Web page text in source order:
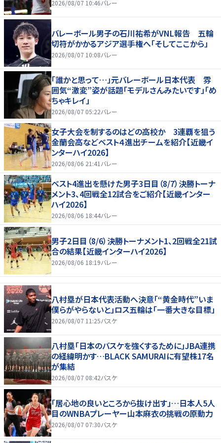
2026/08/07 10:46バレー
バレーボール男子の石川祐希がVNL報告 五輪
切符がかかるアジア選手権へ「そしてここから」
2026/08/07 10:08バレー
「誰かと思って…」元バレーボール日本代表 雰
囲気“激変”姿が話題「モデルさんみたいです」「め
ちゃキレイ」
2026/08/07 05:22バレー
女子大会を制するのはどの高校か 3連覇を狙う
金蘭会高などベスト４進出チームを紹介【近畿イ
ンターハイ2026】
2026/08/06 21:41 バレー
ベスト4進出を懸けた男子3日目（8/7）決勝トーナ
メント3、4回戦全12試合をご紹介【近畿インター
ハイ2026】
2026/08/06 18:44バレー
男子2日目（8/6）決勝トーナメント1、2回戦全21試
合の結果【近畿インターハイ2026】
2026/08/06 18:19バレー
八村塁が日本代表活動へ決意「“黄金時代”いま
僕らがやらないと」ロス五輪は「一番大きな目標」
2026/08/07 11:25バスケ
八村塁「日本のバスケを強くするために」JBA連携
の経緯明かす…BLACK SAMURAIに有望株17名
が集結
2026/08/07 08:42バスケ
「居心地の良いところから抜け出す」…日本人5人
目のWNBAプレーヤー山本麻衣の挑戦の原動力
2026/08/07 07:30バスケ